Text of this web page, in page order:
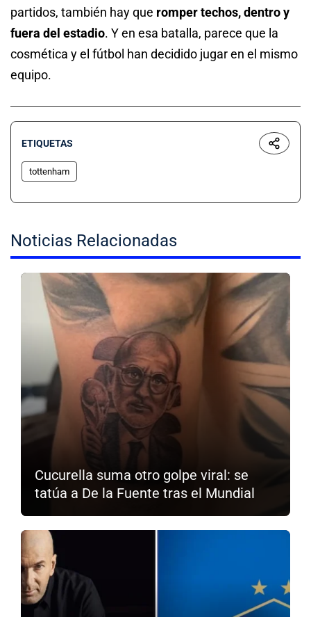
partidos, también hay que romper techos, dentro y
fuera del estadio. Y en esa batalla, parece que la
cosmética y el fútbol han decidido jugar en el mismo
equipo.
ETIQUETAS
tottenham
Noticias Relacionadas
Cucurella suma otro golpe viral: se
tatúa a De la Fuente tras el Mundial